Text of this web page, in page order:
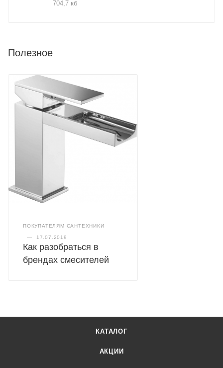
704,7 кб
Полезное
ПОКУПАТЕЛЯМ САНТЕХНИКИ
— 17.07.2019
Как разобраться в
брендах смесителей
КАТАЛОГ
АКЦИИ